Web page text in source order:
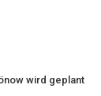
wird geplant